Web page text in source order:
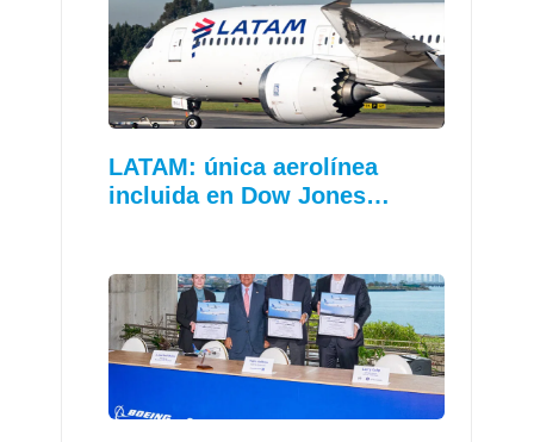
LATAM: única aerolínea
incluida en Dow Jones…